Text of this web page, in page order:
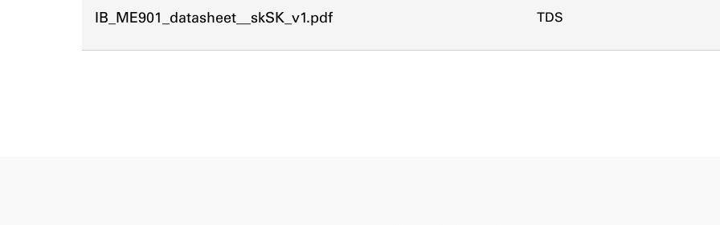
IB_ME901_datasheet__skSK_v1.pdf TDS